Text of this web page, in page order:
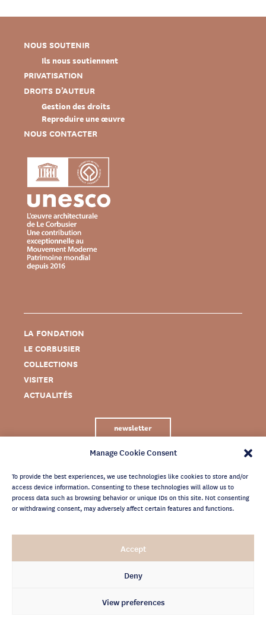
Manage Cookie Consent
To provide the best experiences, we use technologies like cookies to store and/or
access device information. Consenting to these technologies will allow us to
process data such as browsing behavior or unique IDs on this site. Not consenting
or withdrawing consent, may adversely affect certain features and functions.
Accept
Deny
View preferences
NOUS SOUTENIR
Ils nous soutiennent
PRIVATISATION
DROITS D’AUTEUR
Gestion des droits
Reproduire une œuvre
NOUS CONTACTER
LA FONDATION
LE CORBUSIER
COLLECTIONS
VISITER
ACTUALITÉS
newsletter
MENTIONS LÉGALES
CRÉDITS
POLITIQUE DE CONFIDENTIALITÉ
ARCHIVES NEWSLETTER